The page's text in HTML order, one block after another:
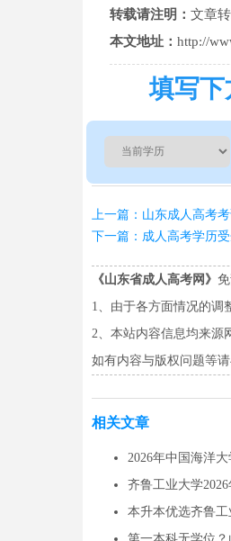
转载请注明： 文章
本文地址： http://
填写下
上一篇：山东成人高考
下一篇：成人高考学历
《山东省成人高考网》
1、由于各方面情况的调
2、本站内容信息均来源
如有内容与版权问题等
相关文章
2026年中国海洋
齐鲁工业大学
本升本优选齐鲁